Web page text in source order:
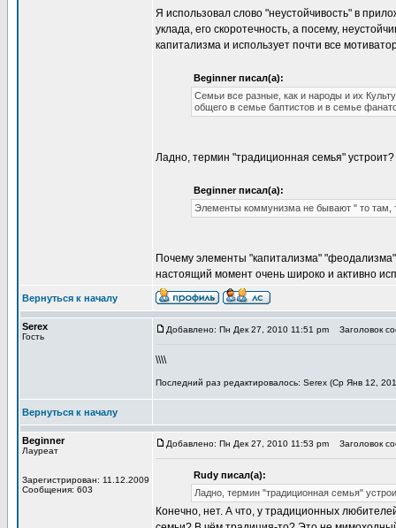
Я использовал слово "неустойчивость" в
уклада, его скоротечность, а посему,
капитализма и использует почти все
Beginner писал(а):
Семьи все разные, как и народы и их
общего в семье баптистов и в семье
Ладно, термин "традиционная семья" устроит?
Beginner писал(а):
Элементы коммунизма не бывают " то там,
Почему элементы "капитализма"
настоящий момент очень широко и активно
Вернуться к началу
Serex
Гость
Добавлено: Пн Дек 27, 2010 11:51 pm Заголовок
\\\\
Последний раз редактировалось: Serex (Ср Янв 12,
Вернуться к началу
Beginner
Лауреат
Зарегистрирован: 11.12.2009
Сообщения: 603
Добавлено: Пн Дек 27, 2010 11:53 pm Заголовок
Rudy писал(а):
Ладно, термин "традиционная семья"
Конечно, нет. А что, у традиционных